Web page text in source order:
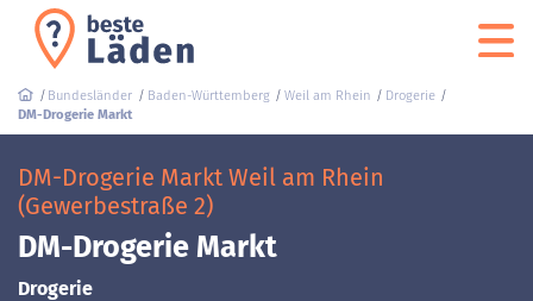
Bundesländer Baden-Württemberg Weil am Rhein
Drogerie
DM-Drogerie Markt
DM-Drogerie Markt Weil am Rhein
(Gewerbestraße 2)
DM-Drogerie Markt
Drogerie